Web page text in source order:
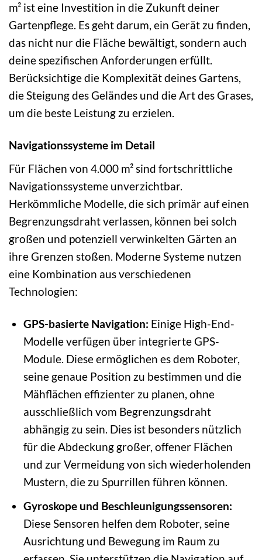
m² ist eine Investition in die Zukunft deiner
Gartenpflege. Es geht darum, ein Gerät zu finden,
das nicht nur die Fläche bewältigt, sondern auch
deine spezifischen Anforderungen erfüllt.
Berücksichtige die Komplexität deines Gartens,
die Steigung des Geländes und die Art des Grases,
um die beste Leistung zu erzielen.
Navigationssysteme im Detail
Für Flächen von 4.000 m² sind fortschrittliche
Navigationssysteme unverzichtbar.
Herkömmliche Modelle, die sich primär auf einen
Begrenzungsdraht verlassen, können bei solch
großen und potenziell verwinkelten Gärten an
ihre Grenzen stoßen. Moderne Systeme nutzen
eine Kombination aus verschiedenen
Technologien:
GPS-basierte Navigation: Einige High-End-
Modelle verfügen über integrierte GPS-
Module. Diese ermöglichen es dem Roboter,
seine genaue Position zu bestimmen und die
Mähflächen effizienter zu planen, ohne
ausschließlich vom Begrenzungsdraht
abhängig zu sein. Dies ist besonders nützlich
für die Abdeckung großer, offener Flächen
und zur Vermeidung von sich wiederholenden
Mustern, die zu Spurrillen führen können.
Gyroskope und Beschleunigungssensoren:
Diese Sensoren helfen dem Roboter, seine
Ausrichtung und Bewegung im Raum zu